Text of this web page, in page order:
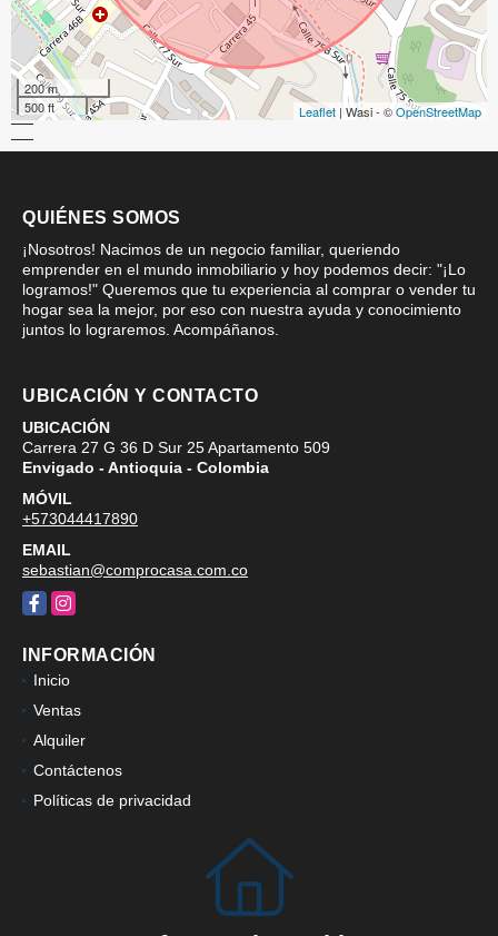
200 m
500 ft
Leaflet | Wasi - ©OpenStreetMap
QUIÉNES SOMOS
¡Nosotros! Nacimos de un negocio familiar, queriendo
emprender en el mundo inmobiliario y hoy podemos decir: "¡Lo
logramos!" Queremos que tu experiencia al comprar o vender tu
hogar sea la mejor, por eso con nuestra ayuda y conocimiento
juntos lo lograremos. Acompáñanos.
UBICACIÓN Y CONTACTO
UBICACIÓN
Carrera 27 G 36 D Sur 25 Apartamento 509
Envigado - Antioquia - Colombia
MÓVIL
+573044417890
EMAIL
sebastian@comprocasa.com.co
INFORMACIÓN
Inicio
Ventas
Alquiler
Contáctenos